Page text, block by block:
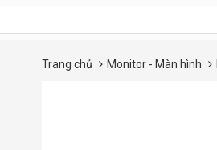
Trang chủ Monitor - Màn hình